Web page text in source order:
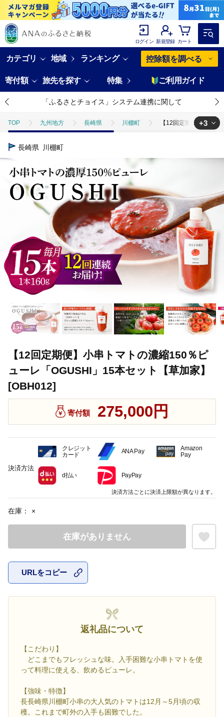
ログイン 新規登録 カート
カテゴリ 地域 ランキング 控除額を調べる
寄付額 旅先を探す 特集 ご利用ガイド
「ふるさとチョイス」システム連携に関して
TOP 九州地方 長崎県 川棚町 【12回定期便】小串
TOP
TOP 【12回定期便】小串トマトの濃縮
ほかの調味料
+3
長崎県 川棚町
【12回定期便】小串トマトの濃縮150％ピ
ューレ「OGUSHI」15本セット【草加家】
[OBH012]
寄付額 275,000円
在庫： ×
在庫がありません
URLをコピー
返礼品について
【こだわり】
どこまでもフレッシュな味。入手困難な小串トマトを使
って料理に使える、飲めるピューレ。
【強味・特徴】
長長崎県川棚町小串の大人気のトマトは12月～5月頃の収
穫。これまで町外の入手も困難でした。
決済方法
クレジット
カード
ANA Pay
Amazon
Pay
d払い PayPay
決済方法ごとに決済上限額が異なります。